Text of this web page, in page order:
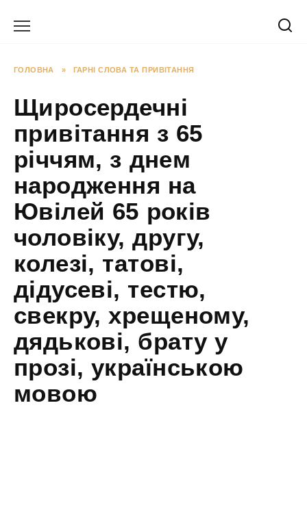
ГОЛОВНА » ГАРНІ СЛОВА ТА ПРИВІТАННЯ
Щиросердечні
привітання з 65
річчям, з днем
народження на
Ювілей 65 років
чоловіку, другу,
колезі, татові,
дідусеві, тестю,
свекру, хрещеному,
дядькові, брату у
прозі, українською
мовою